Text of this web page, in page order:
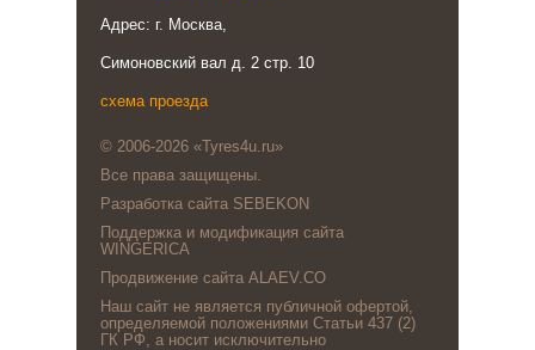
Адрес: г. Москва,
Симоновский вал д. 2 стр. 10
схема проезда
© 2006-2026 «Tyres4u.ru»
Все права защищены.
Разработка сайта SEBEKON
Поддержка и модификация сайта
WINGERICA
Продвижение сайта ALAEV.CO
Наш сайт не является публичной офертой,
определяемой положениями Статьи 437 (2)
ГК РФ, а носит исключительно